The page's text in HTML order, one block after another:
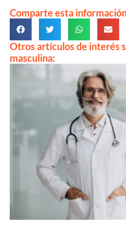
Comparte esta
Otros artículos de interés
masculina: